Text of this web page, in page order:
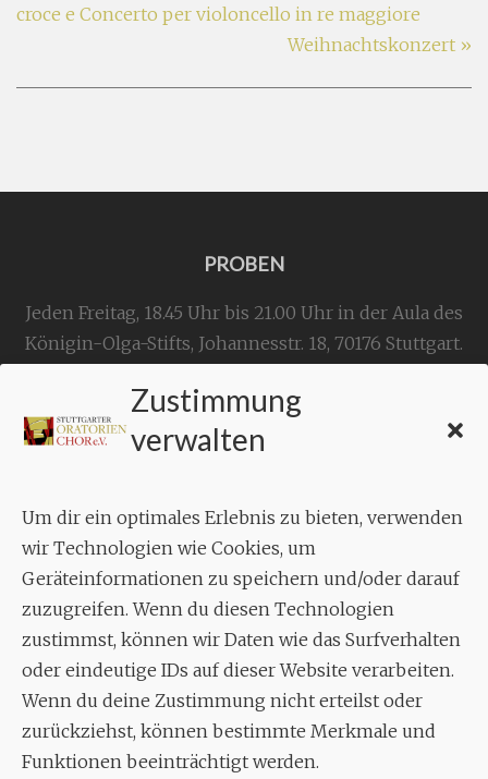
Zustimmung
verwalten
Um dir ein optimales Erlebnis zu bieten, verwenden
wir Technologien wie Cookies, um
Geräteinformationen zu speichern und/oder darauf
zuzugreifen. Wenn du diesen Technologien
zustimmst, können wir Daten wie das Surfverhalten
oder eindeutige IDs auf dieser Website verarbeiten.
Wenn du deine Zustimmung nicht erteilst oder
zurückziehst, können bestimmte Merkmale und
Funktionen beeinträchtigt werden.
croce e Concerto per violoncello in re maggiore
Weihnachtskonzert »
PROBEN
Jeden Freitag, 18.45 Uhr bis 21.00 Uhr in der Aula des
Königin-Olga-Stifts, Johannesstr. 18, 70176 Stuttgart.
KONTAKT
Geschäftsstelle:
Aixheimer Str. 18
70619 Stuttgart
MUSIK
Musikalischer Leiter:
Enrico Trummer
Tel.+49 (0)177 / 34 23 57 1
Facebook
TwitterYouTube